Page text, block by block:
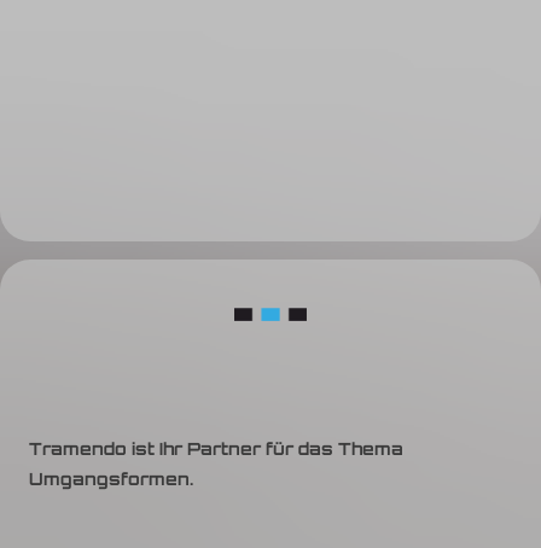
Tramendo ist Ihr Partner für das Thema
Umgangsformen.